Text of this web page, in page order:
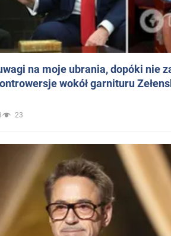
na moje ubrania, dopóki nie
wokół garnituru
23